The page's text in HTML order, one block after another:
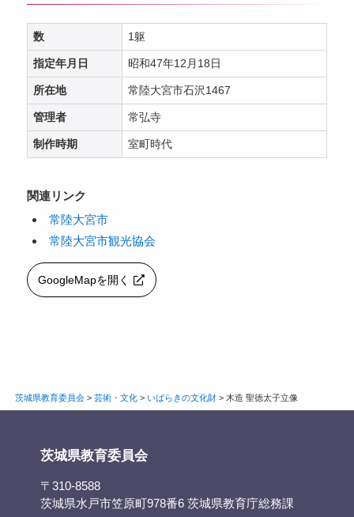
数 1躯
指定年月日 昭和47年12月18日
所在地 常陸大宮市石沢1467
管理者 常弘寺
制作時期 室町時代
関連リンク
常陸大宮市
常陸大宮市観光協会
GoogleMapを開く
茨城県教育委員会> 芸術・文化> いばらきの文化財> 木造 聖徳太子立像
茨城県教育委員会
〒310-8588
茨城県水戸市笠原町978番6 茨城県教育庁総務課